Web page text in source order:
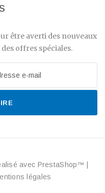
être averti des nouveaux
offres spéciales.
avec PrestaShop™
légales